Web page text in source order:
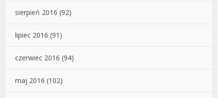
sierpień 2016 (92)
lipiec 2016 (91)
czerwiec 2016 (94)
maj 2016 (102)